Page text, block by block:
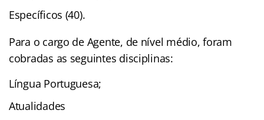
Específicos (40).
Para o cargo de Agente, de nível médio, foram
cobradas as seguintes disciplinas:
Língua Portuguesa;
Atualidades